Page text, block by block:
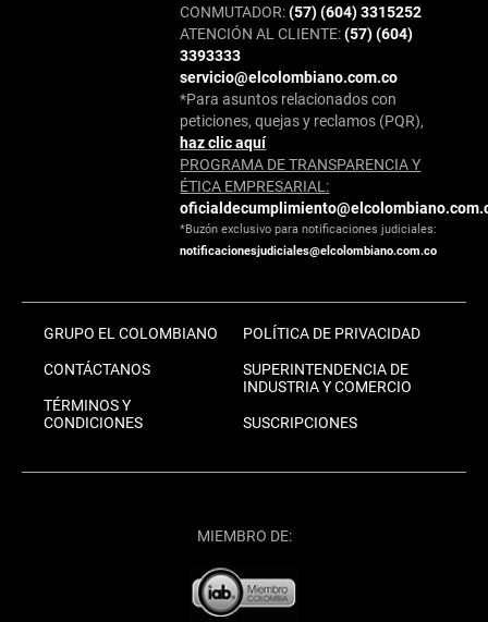
CONMUTADOR:(57) (604) 3315252
ATENCIÓN AL CLIENTE:(57) (604)
3393333
servicio@elcolombiano.com.co
*Para asuntos relacionados con
peticiones, quejas y reclamos (PQR),
haz clic aquí
PROGRAMA DE TRANSPARENCIA Y
ÉTICA EMPRESARIAL:
*Buzón exclusivo para notificaciones judiciales:
notificacionesjudiciales@elcolombiano.com.co
GRUPO EL COLOMBIANO
CONTÁCTANOS
TÉRMINOS Y
CONDICIONES
POLÍTICA DE PRIVACIDAD
SUPERINTENDENCIA DE
INDUSTRIA Y COMERCIO
SUSCRIPCIONES
MIEMBRO DE: